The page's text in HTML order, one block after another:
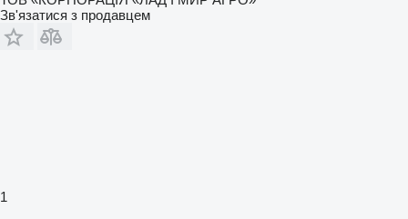
Зв'язатися з продавцем
1